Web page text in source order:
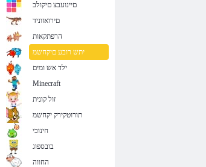
םיינועבצ םיקולב
םירואזוניד
הרפתקאות
יתש רובע םיקחשמ
ילד אש ומים
Minecraft
זול קונית
תורוטקירק יקחשמ
חינוכי
בובספוג
החווה